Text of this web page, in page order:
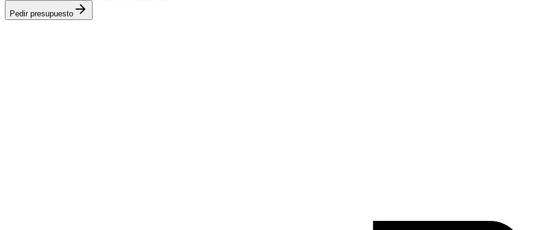
Pedir presupuesto